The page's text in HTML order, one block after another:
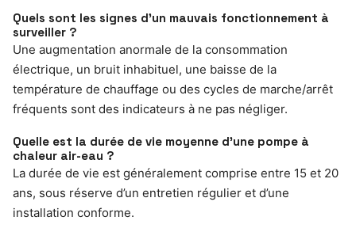
Quels sont les signes d’un mauvais fonctionnement à
surveiller ?
Une augmentation anormale de la consommation
électrique, un bruit inhabituel, une baisse de la
température de chauffage ou des cycles de marche/arrêt
fréquents sont des indicateurs à ne pas négliger.
Quelle est la durée de vie moyenne d’une pompe à
chaleur air-eau ?
La durée de vie est généralement comprise entre 15 et 20
ans, sous réserve d’un entretien régulier et d’une
installation conforme.